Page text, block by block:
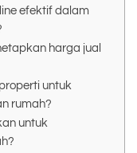
efektif dalam
harga jual
untuk
rumah?
untuk